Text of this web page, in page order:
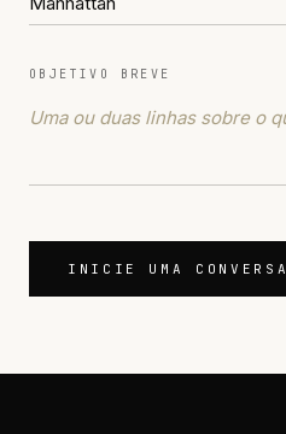
OBJETIVO BREVE
INICIE UMA CONVERSA